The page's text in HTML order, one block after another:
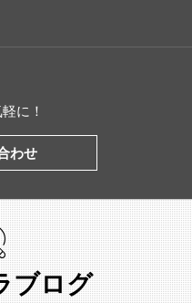
に！
わせ
ブログ